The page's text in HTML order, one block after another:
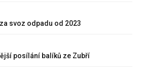
svoz odpadu od 2023
posílání balíků ze Zubří